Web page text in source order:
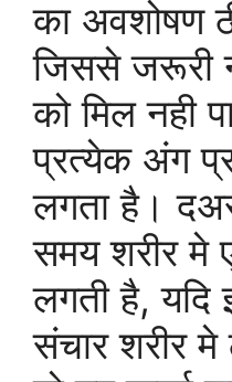
का अवशोषण
जिससे जरूरी
को मिल नही
प्रत्येक अंग
लगता है।
समय शरीर मे
लगती है, यदि
संचार शरीर